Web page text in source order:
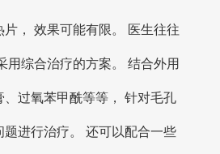
， 效果可能有限。 医生往往
用综合治疗的方案。 结合外用
过氧苯甲酰等等， 针对毛孔
进行治疗。 还可以配合一些